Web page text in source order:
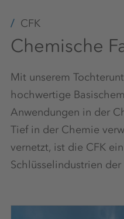
CFK
Chemische
Mit unserem
hochwertige
Anwendungen in der
Tief in der Chemie
vernetzt, ist die CFK
Schlüsselindustrien